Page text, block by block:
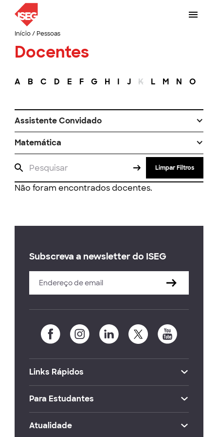
Início/ Pessoas
Docentes
A B C D E F G H I J K L M N O
Assistente Convidado
Matemática
Limpar Filtros
Não foram encontrados docentes.
Subscreva a newsletter do ISEG
Links Rápidos
Para Estudantes
Atualidade